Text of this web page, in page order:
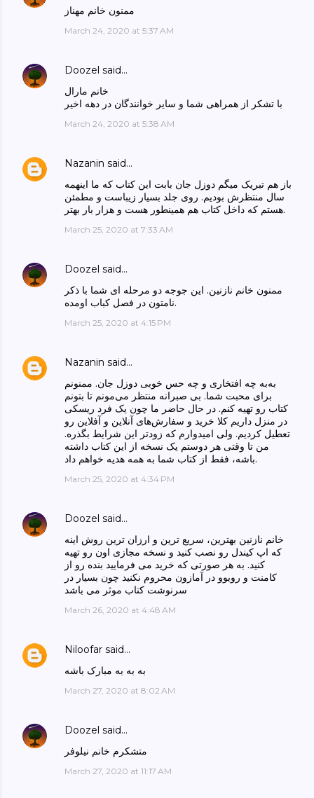
ممنون خانم مهناز
March 24, 2020 at 5:37 AM
Doozel said…
خانم مارال
با تشکر از همراهی شما و سایر خوانندگان در دهه اخیر
March 24, 2020 at 5:38 AM
Nazanin said…
باز هم تبریک میگم دوزل جان بابت این کتاب که ما اینهمه
سال منتظرش بودیم. روی جلد بسیار زیباست و مطمئن
هستم که داخل کتاب هم همینطور هست و هزار بار بهتر.
March 25, 2020 at 7:33 AM
Doozel said…
ممنون خانم نازنین. این جوجه دو مرحله ای شما با ذکر
نامتون در فصل کباب اومده.
March 25, 2020 at 4:15 PM
Nazanin said…
به‌به چه افتخاری و چه حس خوبی دوزل جان. ممنونم
برای محبت شما. بی صبرانه منتظر می‌مونم تا بتونم
کتاب رو تهیه کنم. در حال حاضر ما چون یک فرد ریسکی
در منزل داریم کلا خرید و سفارش‌های آنلاین و آفلاین رو
تعطیل کردیم. ولی امیدوارم که زودتر این شرایط بگذره.
من تا وقتی هر دوستم یک نسخه از این کتاب داشته
باشه، فقط از کتاب شما به همه هدیه خواهم داد.
March 25, 2020 at 4:34 PM
Doozel said…
خانم نازنین بهترین، سریع ترین و ارزان ترین روش اینه
که اپ کیندل رو نصب کنید و نسخه مجازی اون رو تهیه
کنید. به هر صورتی که خرید می فرمایید بنده رو از
کامنت و رویوو در آمازون محروم نکنید چون بسیار در
سرنوشت کتاب موثر می باشد
March 26, 2020 at 4:48 AM
Niloofar said…
به به به مبارک باشه
March 27, 2020 at 8:02 AM
Doozel said…
متشکرم خانم نیلوفر
March 27, 2020 at 11:17 AM